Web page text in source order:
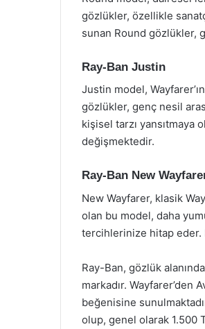
gözlükler, özellikle
sunan Round gözlükler,
Ray-Ban Justin
Justin model,
gözlükler, genç nesil
kişisel tarzı yansıtmaya
değişmektedir.
Ray-Ban New
New Wayfarer, klasik
olan bu model, daha
tercihlerinize hitap eder.
Ray-Ban, gözlük
markadır. Wayfarer’den
beğenisine
olup, genel olarak 1.500